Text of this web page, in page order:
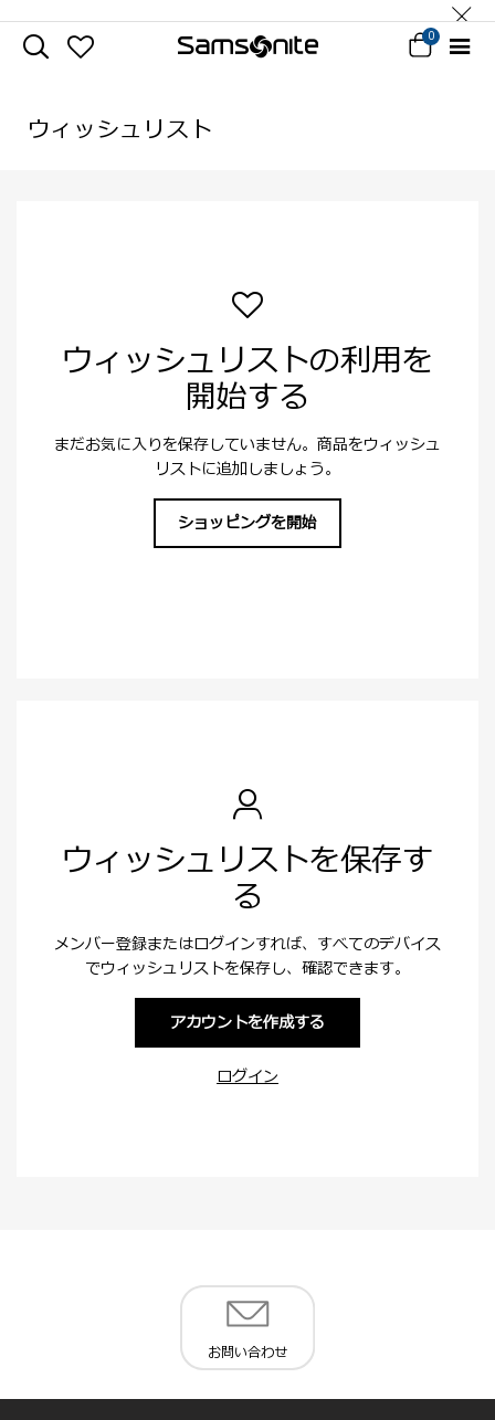
0
ウィッシュリスト
ウィッシュリストの利用を
開始する
まだお気に入りを保存していません。商品をウィッシュ
リストに追加しましょう。
ショッピングを開始
ウィッシュリストを保存す
る
メンバー登録またはログインすれば、すべてのデバイス
でウィッシュリストを保存し、確認できます。
アカウントを作成する
ログイン
お問い合わせ